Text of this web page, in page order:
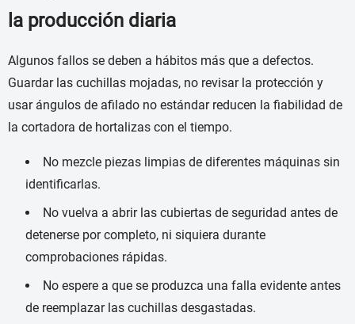
la producción diaria
Algunos fallos se deben a hábitos más que a defectos.
Guardar las cuchillas mojadas, no revisar la protección y
usar ángulos de afilado no estándar reducen la fiabilidad de
la cortadora de hortalizas con el tiempo.
No mezcle piezas limpias de diferentes máquinas sin
identificarlas.
No vuelva a abrir las cubiertas de seguridad antes de
detenerse por completo, ni siquiera durante
comprobaciones rápidas.
No espere a que se produzca una falla evidente antes
de reemplazar las cuchillas desgastadas.